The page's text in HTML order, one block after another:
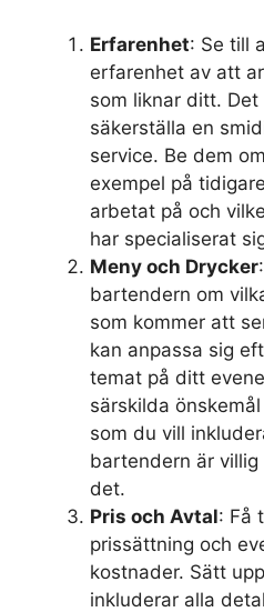
Erfarenhet: Se till
erfarenhet av att
som liknar ditt.
säkerställa en
service. Be dem
exempel på
arbetat på och
har specialiserat
Meny och Drycker
bartendern om
som kommer att
kan anpassa sig
temat på ditt
särskilda
som du vill
bartendern är
det.
Pris och Avtal: Få
prissättning och
kostnader. Sätt
inkluderar alla